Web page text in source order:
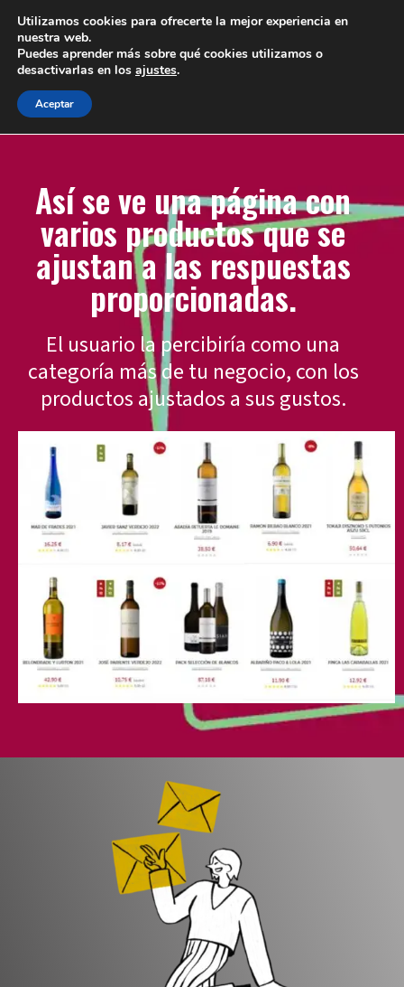
Así se ve una página con
varios productos que se
ajustan a las respuestas
proporcionadas.
El usuario la percibiría como una
categoría más de tu negocio, con los
productos ajustados a sus gustos.
Utilizamos cookies para ofrecerte la mejor experiencia en
nuestra web.
Puedes aprender más sobre qué cookies utilizamos o
desactivarlas en los ajustes.
Aceptar